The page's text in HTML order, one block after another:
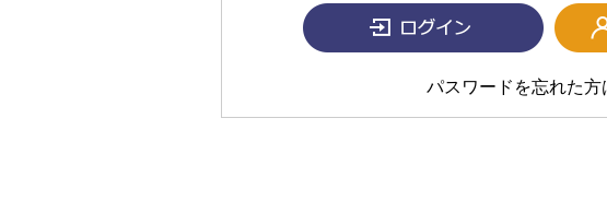
パスワードを忘れた方